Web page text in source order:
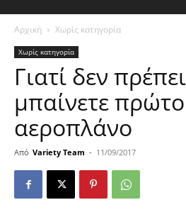
Αρχική Χωρίς κατηγορία
Χωρίς κατηγορία
Γιατί δεν
μπαίνετε
αεροπλάνο
Από Variety Team - 11/09/2017